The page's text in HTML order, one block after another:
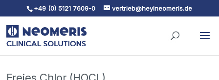
Skip To Content
+49 (0) 5121 7609-0 vertrieb@heylneomeris.de